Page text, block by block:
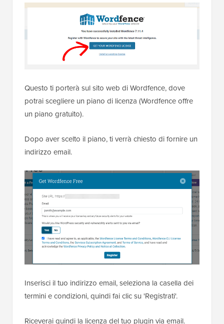
Questo ti porterà sul sito web di Wordfence, dove
potrai scegliere un piano di licenza (Wordfence offre
un piano gratuito).
Dopo aver scelto il piano, ti verrà chiesto di fornire un
indirizzo email.
Inserisci il tuo indirizzo email, seleziona la casella dei
termini e condizioni, quindi fai clic su 'Registrati'.
Riceverai quindi la licenza del tuo plugin via email.